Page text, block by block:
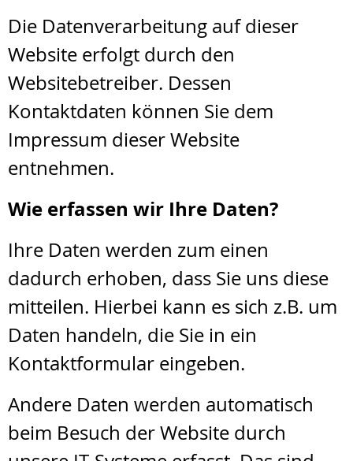
Die Datenverarbeitung auf dieser
Website erfolgt durch den
Websitebetreiber. Dessen
Kontaktdaten können Sie dem
Impressum dieser Website
entnehmen.
Wie erfassen wir Ihre Daten?
Ihre Daten werden zum einen
dadurch erhoben, dass Sie uns diese
mitteilen. Hierbei kann es sich z.B. um
Daten handeln, die Sie in ein
Kontaktformular eingeben.
Andere Daten werden automatisch
beim Besuch der Website durch